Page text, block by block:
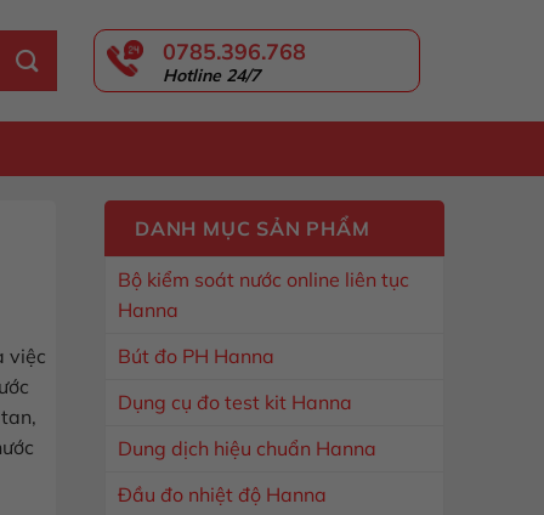
0785.396.768
Hotline 24/7
DANH MỤC SẢN PHẨM
Bộ kiểm soát nước online liên tục
Hanna
Bút đo PH Hanna
Dụng cụ đo test kit Hanna
Dung dịch hiệu chuẩn Hanna
Đầu đo nhiệt độ Hanna
việc